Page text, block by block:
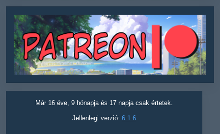
Már 16 éve, 9 hónapja és 17 napja csak értetek.
Jellenlegi verzió: 6.1.6